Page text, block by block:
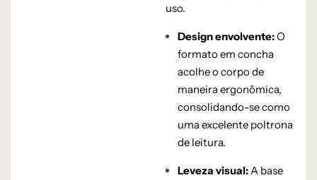
uso.
Design envolvente:O
formato em concha
acolhe o corpo de
maneira ergonômica,
consolidando-se como
uma excelente poltrona
de leitura.
Leveza visual: A base